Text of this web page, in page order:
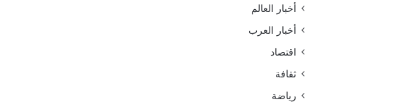
أخبار العالم
أخبار العرب
اقتصاد
ثقافة
رياضة